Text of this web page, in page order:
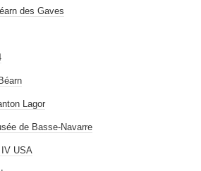
des Gaves
Lagor
de Basse-Navarre
IV USA